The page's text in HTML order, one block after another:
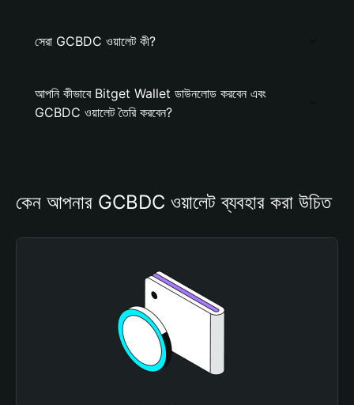
সেরা GCBDC ওয়ালেট কী?
আপনি কীভাবে Bitget Wallet ডাউনলোড করবেন এবং
GCBDC ওয়ালেট তৈরি করবেন?
কেন আপনার GCBDC ওয়ালেট ব্যবহার করা উচিত